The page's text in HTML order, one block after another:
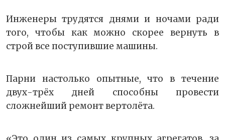
Инженеры трудятся днями и ночами ради
того, чтобы как можно скорее вернуть в
строй все поступившие машины.
Парни настолько опытные, что в течение
двух-трёх дней способны провести
сложнейший ремонт вертолёта.